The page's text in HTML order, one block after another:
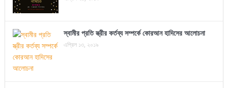
স্বামীর প্রতি স্ত্রীর কর্তব্য সম্পর্কে কোরআন হাদিসের আলোচনা
এপ্রিল ১৩, ২০১৯